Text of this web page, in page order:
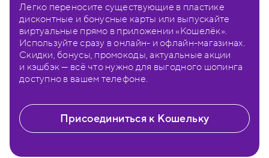
Легко переносите существующие в пластике
дисконтные и бонусные карты или выпускайте
виртуальные прямо в приложении «Кошелёк».
Используйте сразу в онлайн- и офлайн-магазинах.
Скидки, бонусы, промокоды, актуальные акции
и кэшбэк — всё что нужно для выгодного шопинга
доступно в вашем телефоне.
Присоединиться к Кошельку